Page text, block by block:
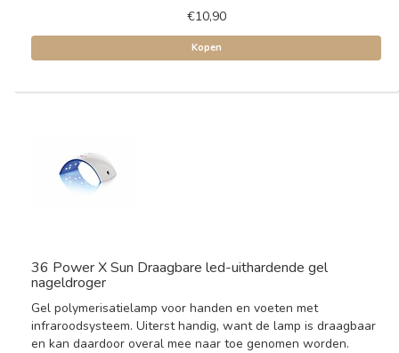
€10,90
Kopen
36 Power X Sun Draagbare led-uithardende gel
nageldroger
Gel polymerisatielamp voor handen en voeten met
infraroodsysteem. Uiterst handig, want de lamp is draagbaar
en kan daardoor overal mee naar toe genomen worden.